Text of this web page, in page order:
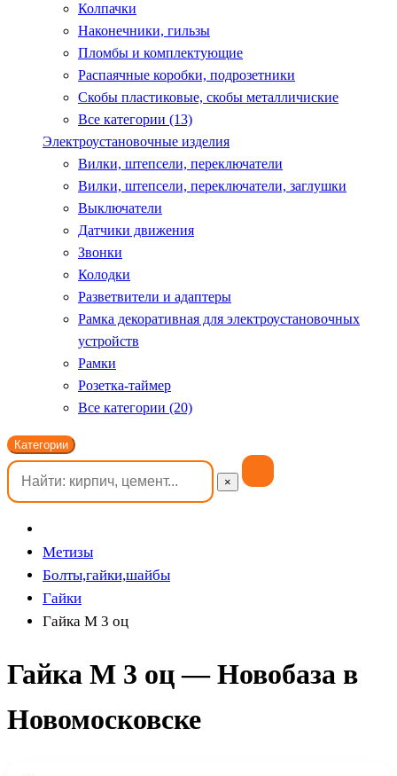
Колпачки
Наконечники, гильзы
Пломбы и комплектующие
Распаячные коробки, подрозетники
Скобы пластиковые, скобы металличиские
Все категории (13)
Электроустановочные изделия
Вилки, штепсели, переключатели
Вилки, штепсели, переключатели, заглушки
Выключатели
Датчики движения
Звонки
Колодки
Разветвители и адаптеры
Рамка декоративная для электроустановочных
устройств
Рамки
Розетка-таймер
Все категории (20)
Категории
×
Метизы
Болты,гайки,шайбы
Гайки
Гайка М 3 оц
Гайка М 3 оц — Новобаза в
Новомосковске